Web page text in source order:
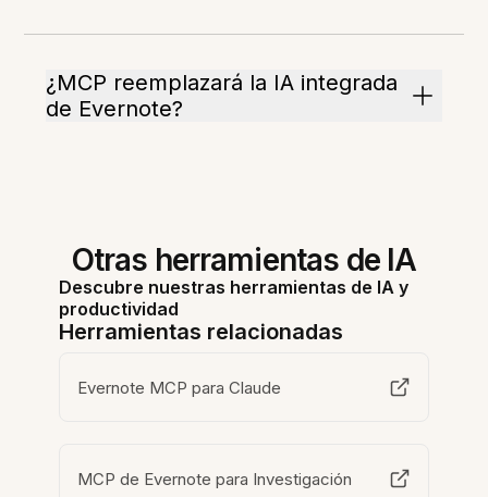
¿MCP reemplazará la IA integrada
de Evernote?
Otras herramientas de IA
Descubre nuestras herramientas de IA y
productividad
Herramientas relacionadas
Evernote MCP para Claude
MCP de Evernote para Investigación